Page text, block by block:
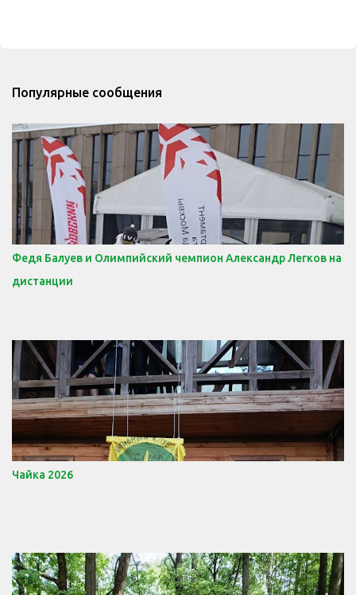
Популярные сообщения
Федя Балуев и Олимпийский чемпион Александр Легков на
дистанции
Чайка 2026